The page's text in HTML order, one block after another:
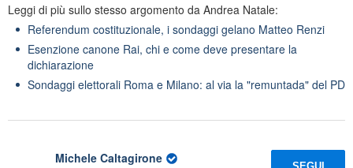
Leggi di più sullo stesso argomento da Andrea Natale:
Referendum costituzionale, i sondaggi gelano Matteo Renzi
Esenzione canone Rai, chi e come deve presentare la
dichiarazione
Sondaggi elettorali Roma e Milano: al via la "remuntada" del PD
Michele Caltagirone